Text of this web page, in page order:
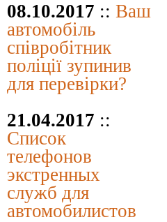
08.10.2017 :: Ваш
автомобіль
співробітник
поліції зупинив
для перевірки?
21.04.2017 ::
Список
телефонов
экстренных
служб для
автомобилистов